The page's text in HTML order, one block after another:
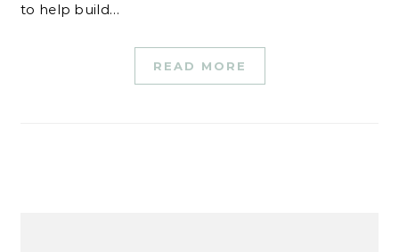
to help build…
READ MORE